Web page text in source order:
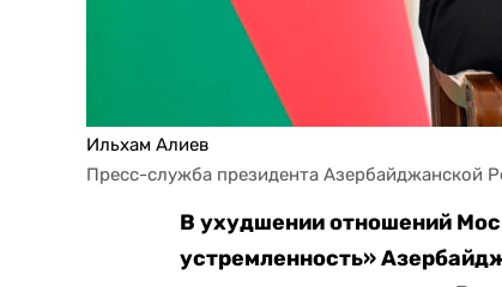
Ильхам Алиев
Пресс-служба президента Азербайджанской
В ухудшении отношений
устремленность»